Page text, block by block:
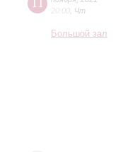
20:00 Чт
Большой зал